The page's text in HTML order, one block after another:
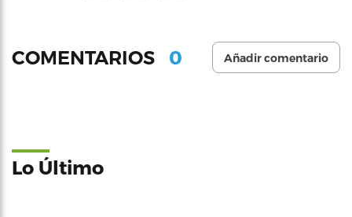
COMENTARIOS 0 Añadir comentario
Lo Último